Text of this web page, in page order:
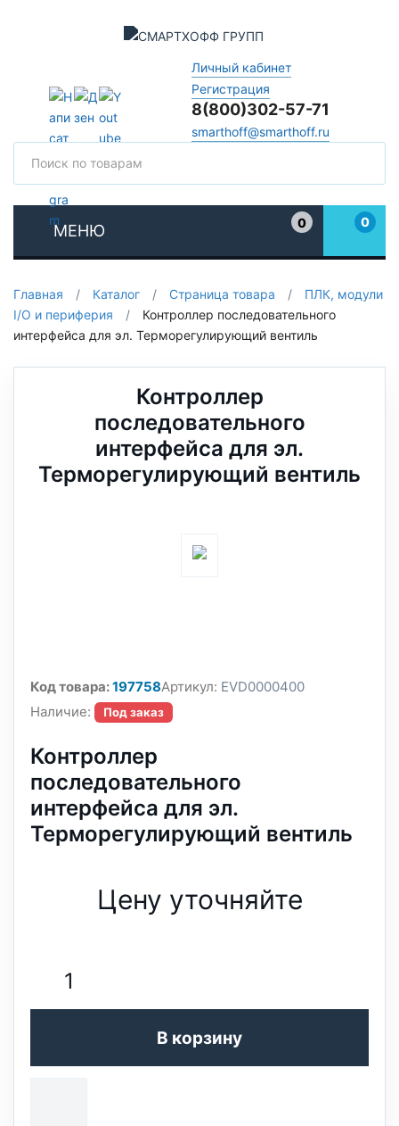
Личный кабинет
Регистрация
8(800)302-57-71
smarthoff@smarthoff.ru
МЕНЮ
0
0
Главная / Каталог / Страница товара /
ПЛК, модули
I/O и периферия
/
Контроллер последовательного
интерфейса для эл. Терморегулирующий вентиль
Контроллер
последовательного
интерфейса для эл.
Терморегулирующий вентиль
Код товара:197758Артикул: EVD0000400
Наличие:
Под заказ
Контроллер
последовательного
интерфейса для эл.
Терморегулирующий вентиль
Цену уточняйте
В корзину